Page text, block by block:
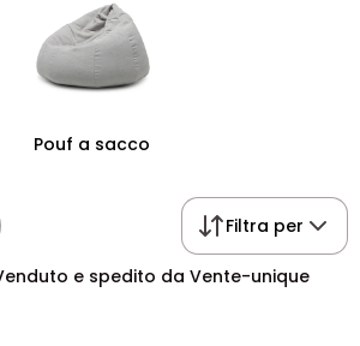
tua quotidianità.
Pouf a sacco
Filtra per
e spedito da Vente-unique